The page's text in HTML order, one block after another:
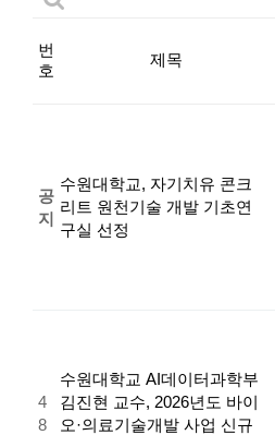
번
호
제목
공
지
수원대학교, 자기치유 콘크
리트 원천기술 개발 기초연
구실 선정
4
8
수원대학교 AI데이터과학부
김진현 교수, 2026년도 바이
오·의료기술개발 사업 신규